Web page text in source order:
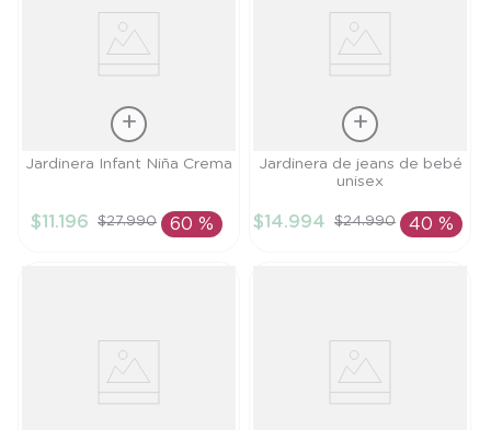
Talla
AÑADIR AL
Jardinera Infant Niña Crema
$11 .196 $27.990 60 %
Talla
AÑADIR AL
Jardinera de jeans de bebé
unisex
$14.994 $24.990 40 %